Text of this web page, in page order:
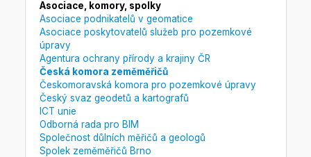
Asociace, komory, spolky
Asociace podnikatelů v geomatice
Asociace poskytovatelů služeb pro pozemkové
úpravy
Agentura ochrany přírody a krajiny ČR
Česká komora zeměměřičů
Českomoravská komora pro pozemkové úpravy
Český svaz geodetů a kartografů
ICT unie
Odborná rada pro BIM
Společnost důlních měřičů a geologů
Spolek zeměměřičů Brno